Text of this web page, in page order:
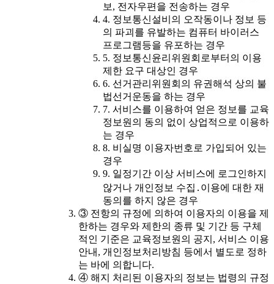
보, 전자우편을 전송하는 경우
4. 정보통신설비의 오작동이나 정보 등
의 파괴를 유발하는 컴퓨터 바이러스
프로그램등을 유포하는 경우
5. 정보통신윤리위원회로부터의 이용
제한 요구 대상인 경우
6. 선거관리위원회의 유권해석 상의 불
법선거운동을 하는 경우
7. 서비스를 이용하여 얻은 정보를 교육
정보원의 동의 없이 상업적으로 이용하
는 경우
8. 비실명 이용자번호로 가입되어 있는
경우
9. 일정기간 이상 서비스에 로그인하지
않거나 개인정보 수집․이용에 대한 재
동의를 하지 않은 경우
③ 전항의 규정에 의하여 이용자의 이용을 제
한하는 경우와 제한의 종류 및 기간 등 구체
적인 기준은 교육정보원의 공지, 서비스 이용
안내, 개인정보처리방침 등에서 별도로 정하
는 바에 의합니다.
④ 해지 처리된 이용자의 정보는 법령의 규정